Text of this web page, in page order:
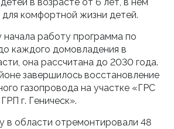
для комфортной жизни детей.
работу программа по
каждого домовладения в
она рассчитана до 2030 года.
завершилось восстановление
газопровода на участке «ГРС
г. Геническ».
в области отремонтировали 48